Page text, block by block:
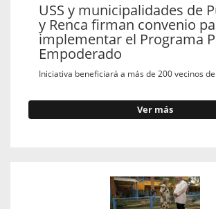
USS y municipalidades de
y Renca firman convenio
implementar el Programa
Empoderado
Iniciativa beneficiará a más de 200 vecinos
Ver más